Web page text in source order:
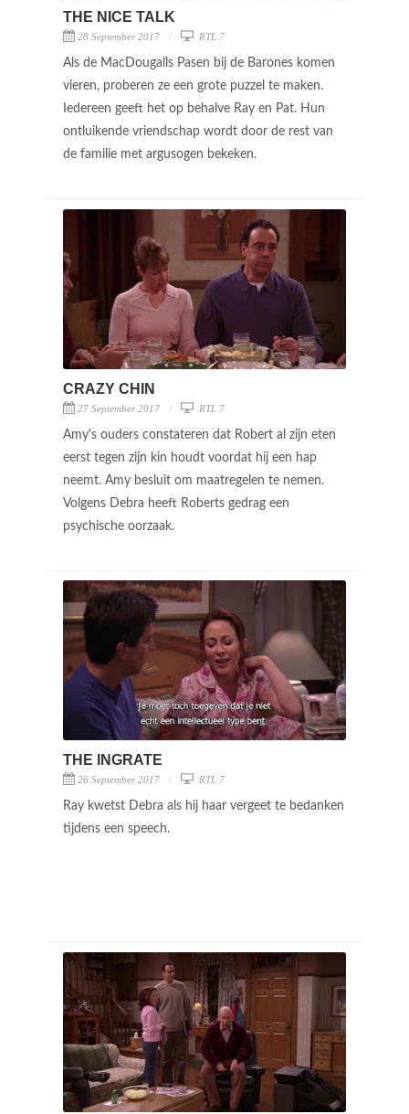
THE NICE TALK
28 September 2017 RTL 7
Als de MacDougalls Pasen bij de Barones komen
vieren, proberen ze een grote puzzel te maken.
Iedereen geeft het op behalve Ray en Pat. Hun
ontluikende vriendschap wordt door de rest van
de familie met argusogen bekeken.
CRAZY CHIN
27 September 2017 RTL 7
Amy's ouders constateren dat Robert al zijn eten
eerst tegen zijn kin houdt voordat hij een hap
neemt. Amy besluit om maatregelen te nemen.
Volgens Debra heeft Roberts gedrag een
psychische oorzaak.
THE INGRATE
26 September 2017 RTL 7
Ray kwetst Debra als hij haar vergeet te bedanken
tijdens een speech.